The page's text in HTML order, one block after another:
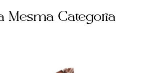
FPNYACJ
Mesma Categoria